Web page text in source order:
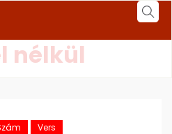
nélkül
Vers